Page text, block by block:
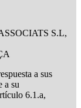
S.L,
a sus
a su
6.1.a,